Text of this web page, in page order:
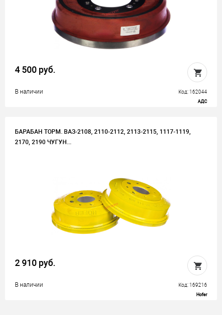
4 500 руб.
В наличии Код: 162044
АДС
БАРАБАН ТОРМ. ВАЗ-2108, 2110-2112, 2113-2115, 1117-1119,
2170, 2190 ЧУГУН...
2 910 руб.
В наличии Код: 169216
Hofer